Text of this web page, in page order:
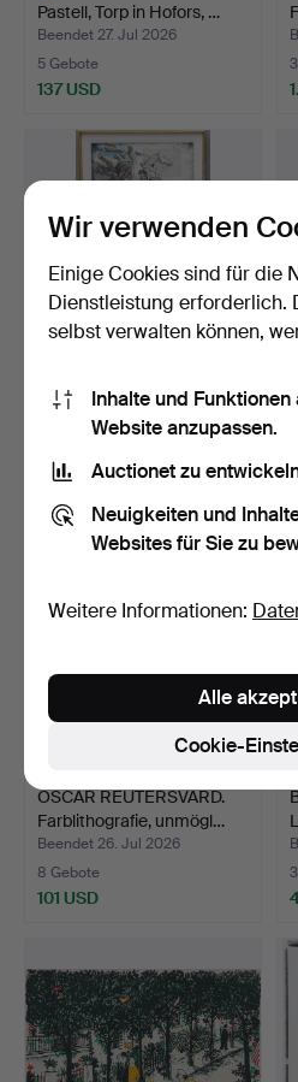
Pastell, Torp in Hofors, …
Beendet 27. Jul 2026
5 Gebote
137 USD
HANS HAMNGREN.
Farblithografien, 2 Teile,…
Beendet 27. Jul 2026
6 Gebote
OSCAR REUTERSVÄRD.
Farblithografie, unmögl…
Beendet 26. Jul 2026
8 Gebote
101 USD
Wir verwenden
Einige Cookies sind für die
Dienstleistung erforderlich.
selbst verwalten können,
Inhalte und
Website anzupassen.
Auctionet zu
Neuigkeiten und
Websites für Sie zu
Weitere Informationen:
Cookie-
Alle